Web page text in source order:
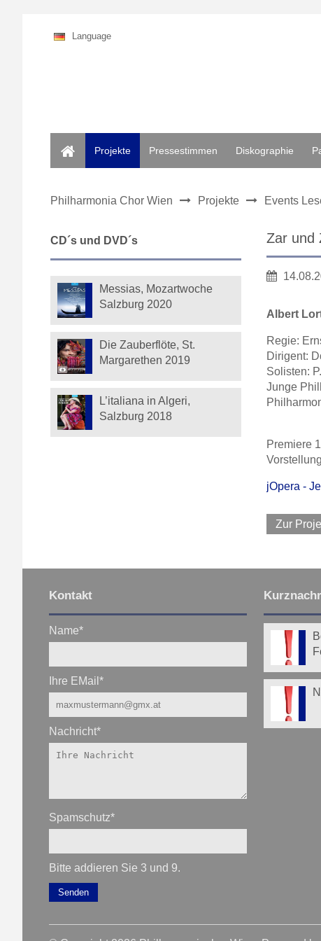
Language
Projekte
Pressestimmen Diskographie
Philharmonia Chor Wien Projekte Events
Zar und
Albert
Regie:
Dirigent:
Solisten:
Junge
Premiere
jOpera -
Zur
CD´s und DVD´s
Messias, Mozartwoche
Salzburg 2020
Die Zauberflöte, St.
Margarethen 2019
L’italiana in Algeri,
Salzburg 2018
Kontakt
Name*
Ihre EMail*
Nachricht*
Spamschutz*
Bitte addieren Sie 3 und 9.
Senden